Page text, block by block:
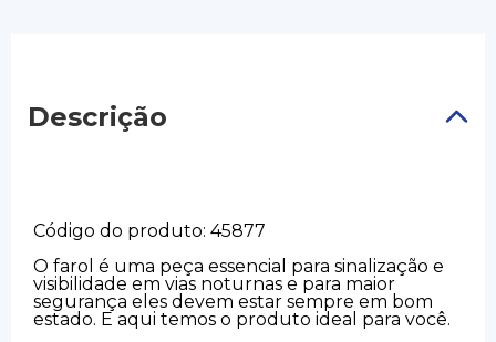
Descrição
Código do produto: 45877
O farol é uma peça essencial para sinalização e
visibilidade em vias noturnas e para maior
segurança eles devem estar sempre em bom
estado. E aqui temos o produto ideal para você.